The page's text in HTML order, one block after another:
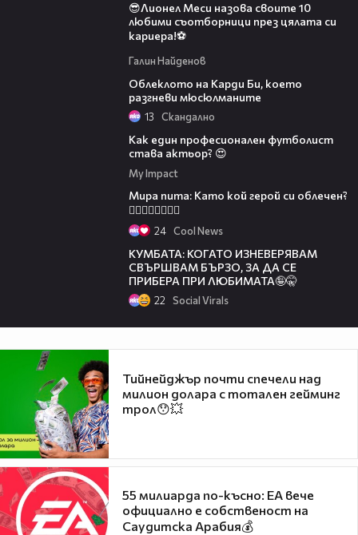
😎Лионел Меси назова своите 10
любими съотборници през цялата си
кариера!⚽
Галин Найденов
Облеклото на Карди Би, което
разгневи мюсюлманите
13 Скандално
Как един професионален футболист
става актьор? 😍
My Impact
Мира пита: Като кой герой си облечен?
🦹‍♀️🧚‍♂️🧚‍♀️🧙‍♂️
24 Cool News
КУМБАТА: КОГАТО ИЗНЕВЕРЯВАМ
СВЪРШВАМ БЪРЗО, ЗА ДА СЕ
ПРИБЕРА ПРИ ЛЮБИМАТА🤪🤫
22 Social Virals
Тийнейджър почти спечели над
милион долара с тотален гейминг
трол😯💥
55 милиарда по-късно: EA вече
официално е собственост на
Саудитска Арабия💰